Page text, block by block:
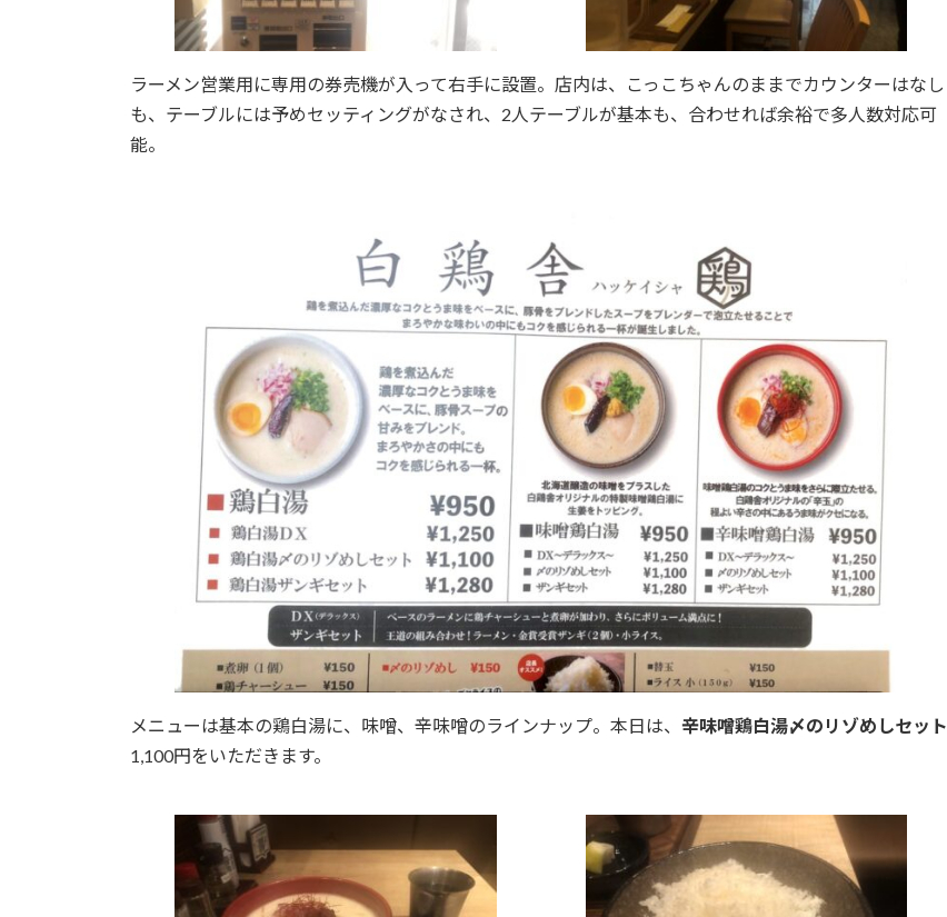
ラーメン営業用に専用の券売機が入って右手に設置。店内は、こっこちゃんのままでカウンターはなし
も、テーブルには予めセッティングがなされ、2人テーブルが基本も、合わせれば余裕で多人数対応可
能。
メニューは基本の鶏白湯に、味噌、辛味噌のラインナップ。本日は、 辛味噌鶏白湯〆のリゾめしセット
1,100円をいただきます。